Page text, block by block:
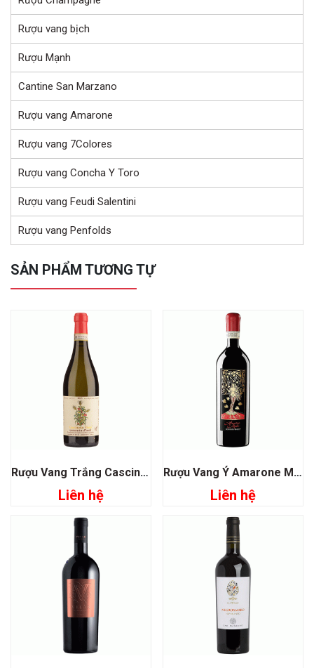
Rượu vang bịch
Rượu Mạnh
Cantine San Marzano
Rượu vang Amarone
Rượu vang 7Colores
Rượu vang Concha Y Toro
Rượu vang Feudi Salentini
Rượu vang Penfolds
SẢN PHẨM TƯƠNG TỰ
Rượu Vang Trắng Cascinetta Vietti Moscato D’asti
Liên hệ
Rượu Vang Ý Amarone Mater Domini Veneti
Liên hệ